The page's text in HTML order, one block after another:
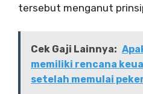
tersebut menganut
Cek Gaji Lainnya:
memiliki rencana
setelah memulai